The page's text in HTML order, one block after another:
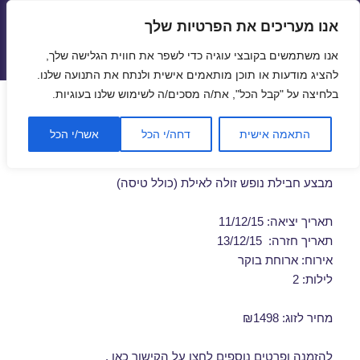
אנו מעריכים את הפרטיות שלך
אנו משתמשים בקובצי עוגיה כדי לשפר את חווית הגלישה שלך,
להציג מודעות או תוכן מותאמים אישית ולנתח את התנועה שלנו.
בלחיצה על "קבל הכל", את/ה מסכים/ה לשימוש שלנו בעוגיות.
התאמה אישית דחה/י הכל אשר/י הכל
תפריטים
ווידג'טים
חבילת נופש לאילת ברגע האחרון
11/12/2015
מבצע חבילת נופש זולה לאילת (כולל טיסה)
תאריך יציאה: 11/12/15
תאריך חזרה: 13/12/15
אירוח: ארוחת בוקר
לילות: 2
מחיר לזוג: ₪1498
להזמנה ופרטים נוספים לחצו על הקישור כאן .